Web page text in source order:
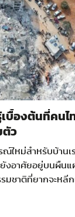
บื้องต้นที่คนไ
ตัว
ณ์ใหม่สำหรับบ้านเ
ยังอาศัยอยู่บนผืน
มชาติที่ยากจะหลีก